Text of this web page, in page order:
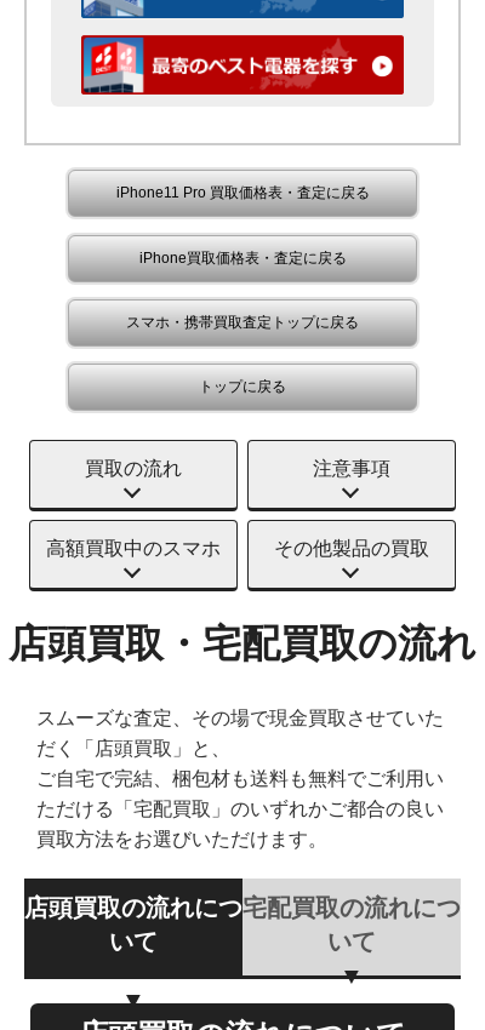
iPhone11 Pro 買取価格表・査定に戻る
iPhone買取価格表・査定に戻る
スマホ・携帯買取査定トップに戻る
トップに戻る
買取の流れ 注意事項
高額買取中のスマホ その他製品の買取
店頭買取・宅配買取の流れ
スムーズな査定、その場で現金買取させていた
だく「店頭買取」と、
ご自宅で完結、梱包材も送料も無料でご利用い
ただける「宅配買取」のいずれかご都合の良い
買取方法をお選びいただけます。
店頭買取の流れにつ
いて
宅配買取の流れにつ
いて